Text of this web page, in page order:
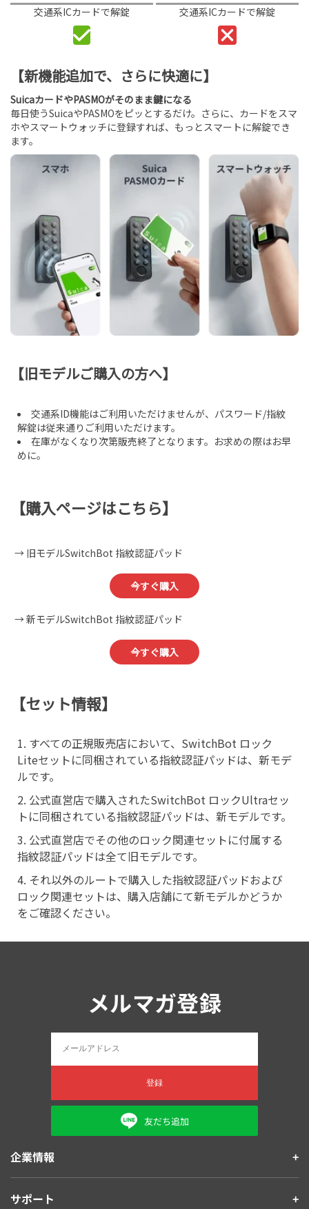
交通系ICカードで解錠 交通系ICカードで解錠
【新機能追加で、さらに快適に】
SuicaカードやPASMOがそのまま鍵になる
毎日使うSuicaやPASMOをピッとするだけ。さらに、カードをスマ
ホやスマートウォッチに登録すれば、もっとスマートに解錠でき
ます。
【旧モデルご購入の方へ】
交通系ID機能はご利用いただけませんが、パスワード/指紋
解錠は従来通りご利用いただけます。
在庫がなくなり次第販売終了となります。お求めの際はお早
めに。
【購入ページはこちら】
→ 旧モデルSwitchBot 指紋認証パッド
今すぐ購入
→ 新モデルSwitchBot 指紋認証パッド
今すぐ購入
【セット情報】
すべての正規販売店において、SwitchBot ロック
Liteセットに同梱されている指紋認証パッドは、新モデ
ルです。
公式直営店で購入されたSwitchBot ロックUltraセッ
トに同梱されている指紋認証パッドは、新モデルです。
公式直営店でその他のロック関連セットに付属する
指紋認証パッドは全て旧モデルです。
それ以外のルートで購入した指紋認証パッドおよび
ロック関連セットは、購入店舗にて新モデルかどうか
をご確認ください。
メルマガ登録
登録
友だち追加
企業情報
サポート